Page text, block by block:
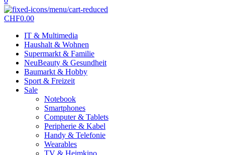
CHF0.00
IT & Multimedia
Haushalt & Wohnen
Supermarkt & Familie
NeuBeauty & Gesundheit
Baumarkt & Hobby
Sport & Freizeit
Sale
Notebook
Smartphones
Computer & Tablets
Peripherie & Kabel
Handy & Telefonie
Wearables
TV & Heimkino